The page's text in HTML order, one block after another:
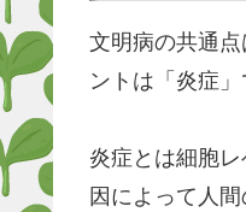
文明病の共通点
ントは「炎症」
炎症とは細胞
因によって人